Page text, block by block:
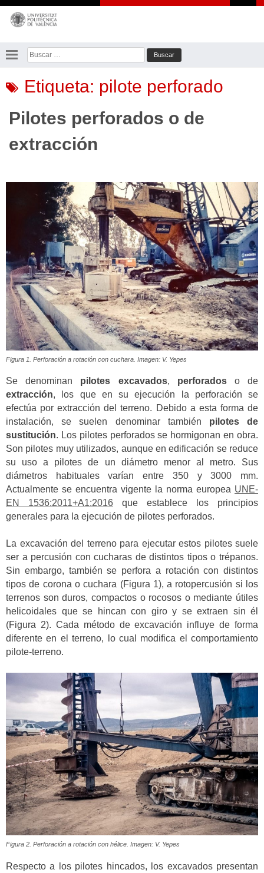
Saltar
contenido
Buscar:
Etiqueta: pilote perforado
Pilotes perforados o de
extracción
Figura 1. Perforación a rotación con cuchara. Imagen: V. Yepes
Se denominan pilotes excavados, perforadoso de
extracción, los que en su ejecución la perforación se
efectúa por extracción del terreno. Debido a esta forma de
instalación, se suelen denominar también pilotes de
sustitución. Los pilotes perforados se hormigonan en obra.
Son pilotes muy utilizados, aunque en edificación se reduce
su uso a pilotes de un diámetro menor al metro. Sus
diámetros habituales varían entre 350 y 3000 mm.
Actualmente se encuentra vigente la norma europea UNE-
EN 1536:2011+A1:2016 que establece los principios
generales para la ejecución de pilotes perforados.
La excavación del terreno para ejecutar estos pilotes suele
ser a percusión con cucharas de distintos tipos o trépanos.
Sin embargo, también se perfora a rotación con distintos
tipos de corona o cuchara (Figura 1), a rotopercusión si los
terrenos son duros, compactos o rocosos o mediante útiles
helicoidales que se hincan con giro y se extraen sin él
(Figura 2). Cada método de excavación influye de forma
diferente en el terreno, lo cual modifica el comportamiento
pilote-terreno.
Figura 2. Perforación a rotación con hélice. Imagen: V. Yepes
Respecto a los pilotes hincados, los excavados presentan